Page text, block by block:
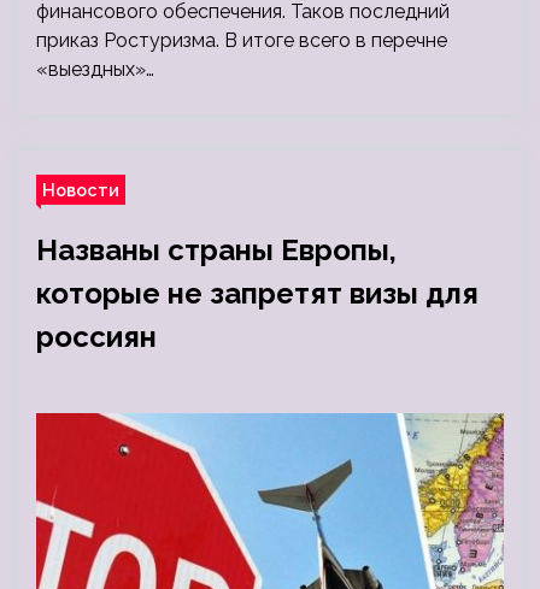
финансового обеспечения. Таков последний
приказ Ростуризма. В итоге всего в перечне
«выездных»…
Новости
Названы страны Европы,
которые не запретят визы для
россиян